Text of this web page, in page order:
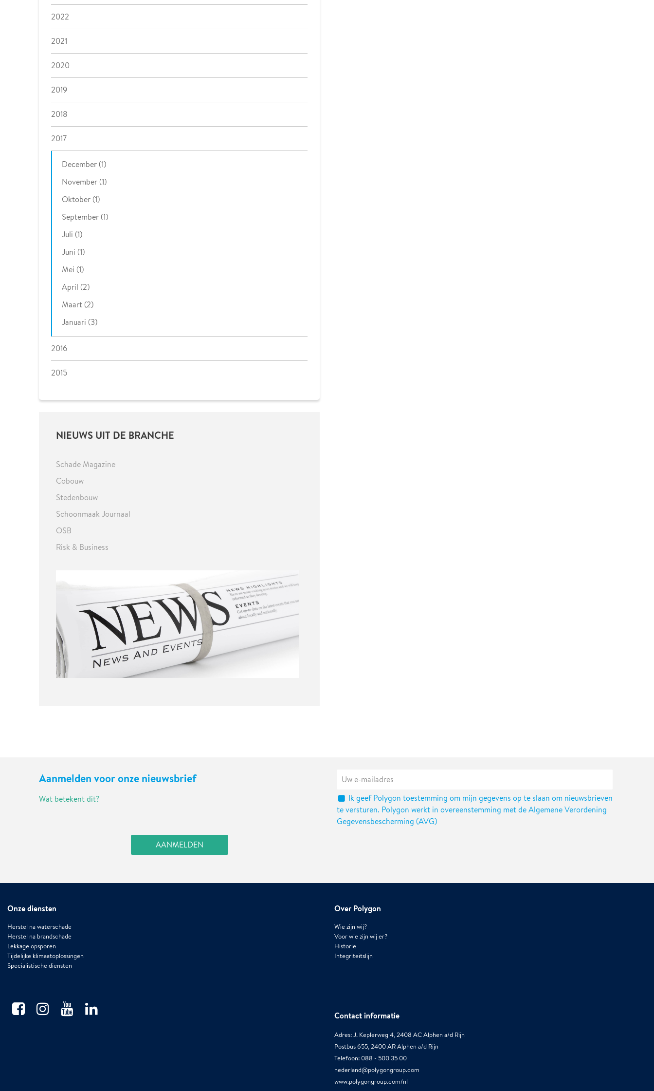
2022
2021
2020
2019
2018
2017
December (1)
November (1)
Oktober (1)
September (1)
Juli (1)
Juni (1)
Mei (1)
April (2)
Maart (2)
Januari (3)
2016
2015
NIEUWS UIT DE BRANCHE
Schade Magazine
Cobouw
Stedenbouw
Schoonmaak Journaal
OSB
Risk & Business
Aanmelden voor onze nieuwsbrief
Wat betekent dit?
Ik geef Polygon toestemming om mijn gegevens op te slaan om nieuwsbrieven
te versturen. Polygon werkt in overeenstemming met de Algemene Verordening
Gegevensbescherming (AVG)
Onze diensten
Herstel na waterschade
Herstel na brandschade
Lekkage opsporen
Tijdelijke klimaatoplossingen
Specialistische diensten
Over Polygon
Wie zijn wij?
Voor wie zijn wij er?
Historie
Integriteitslijn
Contact informatie
Adres: J. Keplerweg 4, 2408 AC Alphen a/d Rijn
Postbus 655, 2400 AR Alphen a/d Rijn
Telefoon: 088 - 500 35 00
nederland@polygongroup.com
www.polygongroup.com/nl